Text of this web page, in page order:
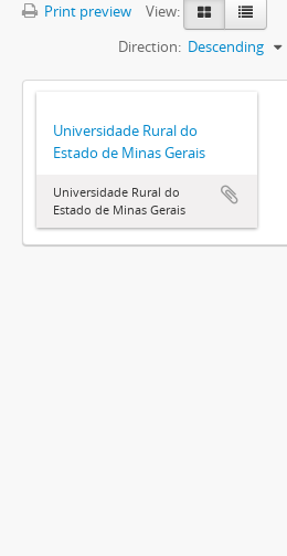
Print preview
View:
Direction: Descending
Universidade Rural do
Estado de Minas Gerais
Universidade Rural do
Estado de Minas Gerais